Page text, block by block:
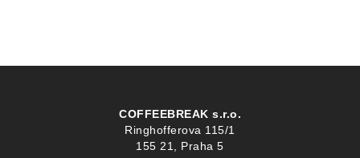
COFFEEBREAK s.r.o.
Ringhofferova 115/1
155 21, Praha 5